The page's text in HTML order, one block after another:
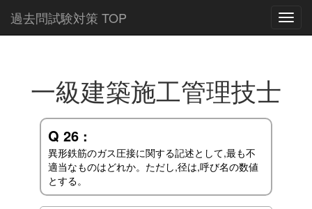
過去問試験対策 TOP
一級建築施工管理技士
Q 26 :
異形鉄筋のガス圧接に関する記述として,最も不
適当なものはどれか。ただし,径は,呼び名の数値
とする。